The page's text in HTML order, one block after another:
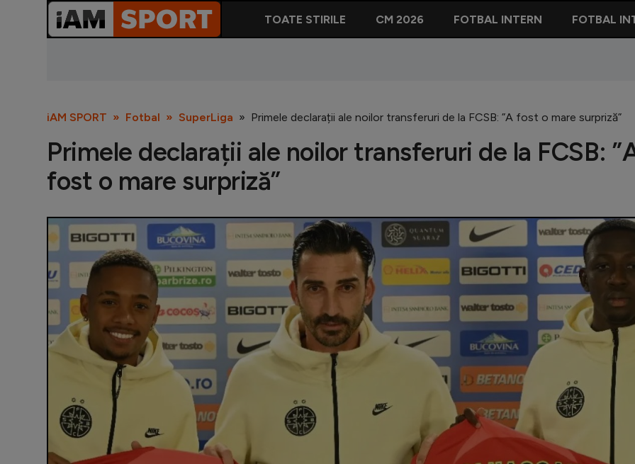
TOATE STIRILE CM 2026 FOTBAL INTERN FOTBAL
iAM SPORT Fotbal SuperLiga Primele declarații ale noilor transferuri de la FCSB: ”A fost o mare surpriză”
Primele declarații ale noilor transferuri de la FCSB:
fost o mare surpriză”